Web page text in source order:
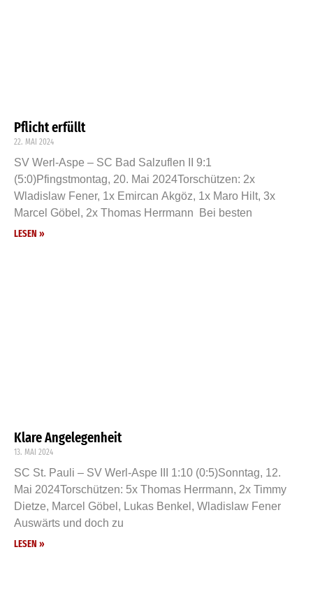
Pflicht erfüllt
22. MAI 2024
SV Werl-Aspe – SC Bad Salzuflen II 9:1
(5:0)Pfingstmontag, 20. Mai 2024Torschützen: 2x
Wladislaw Fener, 1x Emircan Akgöz, 1x Maro Hilt, 3x
Marcel Göbel, 2x Thomas Herrmann Bei besten
LESEN »
Klare Angelegenheit
13. MAI 2024
SC St. Pauli – SV Werl-Aspe III 1:10 (0:5)Sonntag, 12.
Mai 2024Torschützen: 5x Thomas Herrmann, 2x Timmy
Dietze, Marcel Göbel, Lukas Benkel, Wladislaw Fener
Auswärts und doch zu
LESEN »